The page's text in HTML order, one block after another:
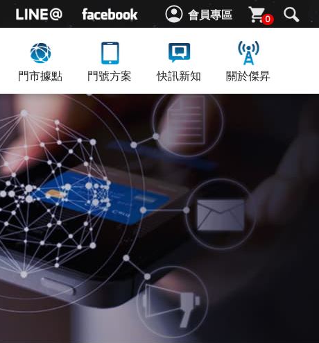
會員專區 0
門市據點 門號方案 快訊新知 關於傑昇